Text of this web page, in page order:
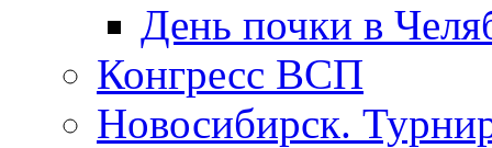
День почки в
Конгресс ВСП
Новосибирск.